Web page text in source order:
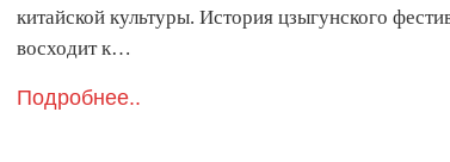
китайской культуры. История цзыгунского
восходит к…
Подробнее..